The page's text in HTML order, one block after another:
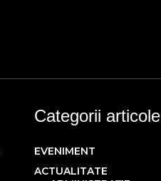
Categorii articole
EVENIMENT
ACTUALITATE